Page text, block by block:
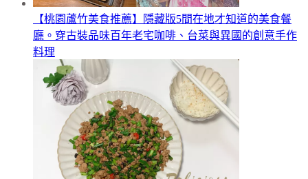
【桃園蘆竹美食推薦】隱藏版5間在地才知道的美食餐
廳。穿古裝品味百年老宅咖啡、台菜與異國的創意手作
料理